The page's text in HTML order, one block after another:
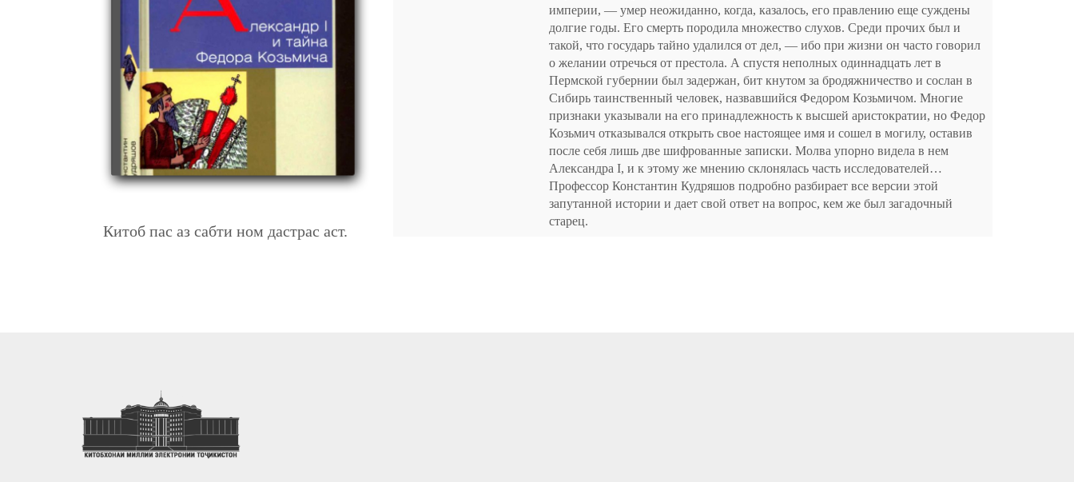
Китоб пас аз сабти ном дастрас аст.
империи, — умер неожиданно, когда, казалось, его правлению еще суждены
долгие годы. Его смерть породила множество слухов. Среди прочих был и
такой, что государь тайно удалился от дел, — ибо при жизни он часто говорил
о желании отречься от престола. А спустя неполных одиннадцать лет в
Пермской губернии был задержан, бит кнутом за бродяжничество и сослан в
Сибирь таинственный человек, назвавшийся Федором Козьмичом. Многие
признаки указывали на его принадлежность к высшей аристократии, но Федор
Козьмич отказывался открыть свое настоящее имя и сошел в могилу, оставив
после себя лишь две шифрованные записки. Молва упорно видела в нем
Александра I, и к этому же мнению склонялась часть исследователей…
Профессор Константин Кудряшов подробно разбирает все версии этой
запутанной истории и дает свой ответ на вопрос, кем же был загадочный
старец.